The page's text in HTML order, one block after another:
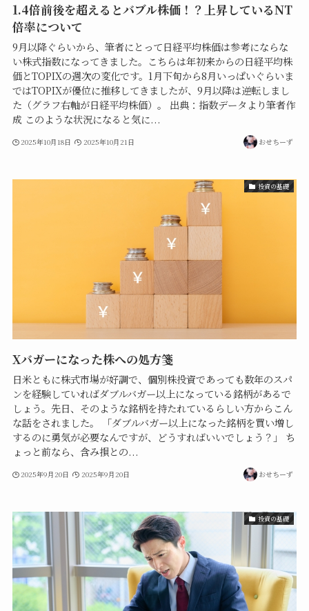
1.4倍前後を超えるとバブル株価！？上昇しているNT
倍率について
9月以降ぐらいから、筆者にとって日経平均株価は参考にならな
い株式指数になってきました。こちらは年初来からの日経平均株
価とTOPIXの週次の変化です。1月下旬から8月いっぱいぐらいま
ではTOPIXが優位に推移してきましたが、9月以降は逆転しまし
た（グラフ右軸が日経平均株価）。 出典：指数データより筆者作
成 このような状況になると気に...
2025年10月18日 2025年10月21日 おせちーず
投資の基礎
Xバガーになった株への処方箋
日米ともに株式市場が好調で、個別株投資であっても数年のスパ
ンを経験していればダブルバガー以上になっている銘柄があるで
しょう。先日、そのような銘柄を持たれているらしい方からこん
な話をされました。 「ダブルバガー以上になった銘柄を買い増し
するのに勇気が必要なんですが、どうすればいいでしょう？」 ち
ょっと前なら、含み損との...
2025年9月20日 2025年9月20日 おせちーず
投資の基礎